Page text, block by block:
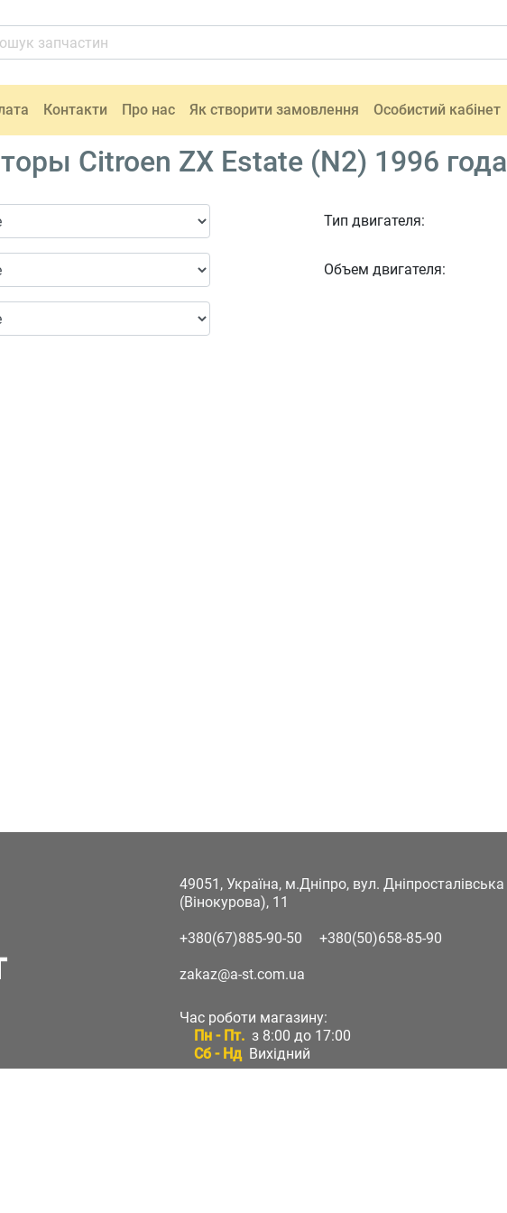
Контакти Про нас Як створити замовлення Особистий кабінет
Citroen ZX Estate (N2) 1996 года
Тип двигателя:
Объем двигателя:
49051, Україна, м.Дніпро, вул. Дніпросталівська
(Вінокурова), 11
+380(67)885-90-50 +380(50)658-85-90
zakaz@a-st.com.ua
Час роботи магазину:
Пн - Пт. з 8:00 до 17:00
Сб - Нд Вихідний